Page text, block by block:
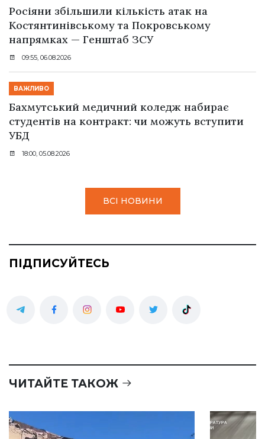
Росіяни збільшили кількість атак на
Костянтинівському та Покровському
напрямках — Генштаб ЗСУ
09:55, 06.08.2026
ВАЖЛИВО
Бахмутський медичний коледж набирає
студентів на контракт: чи можуть вступити
УБД
18:00, 05.08.2026
ВСІ НОВИНИ
ПІДПИСУЙТЕСЬ
ЧИТАЙТЕ ТАКОЖ